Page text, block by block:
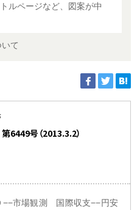
ルページなど、図案が中
て
号（2013.3.2）
−−市場観測 国際収支−−円安